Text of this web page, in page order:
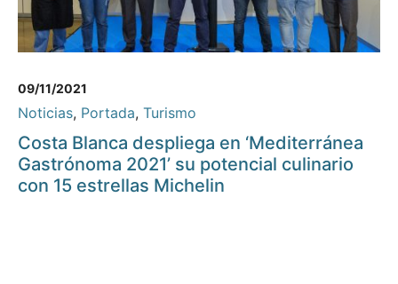
09/11/2021
Noticias, Portada, Turismo
Costa Blanca despliega en ‘Mediterránea
Gastrónoma 2021’ su potencial culinario
con 15 estrellas Michelin